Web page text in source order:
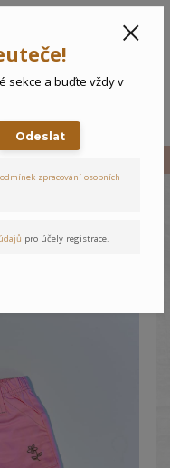
sekce a buďte vždy v
Odeslat
zpracování osobních
pro účely registrace.